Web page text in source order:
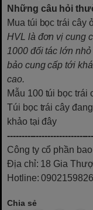
Những câu hỏi
Mua túi bọc trái cây
HVL là đơn vị cung
1000 đối tác lớn
bảo cung cấp tới
cao.
Mẫu 100 túi bọc trái
Túi bọc trái cây
khảo tại đây
Công ty cổ phần
Địa chỉ: 18 Gia
Hotline:
Chia sẻ